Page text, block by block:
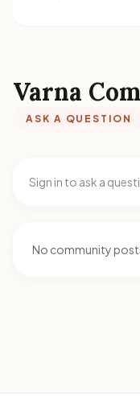
Varna
ASK A QUESTION
Sign in to ask a
No community